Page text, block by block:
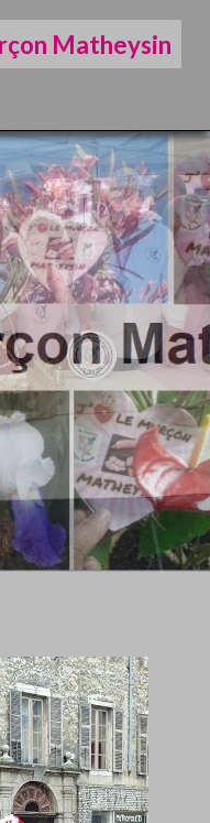
Matheysin